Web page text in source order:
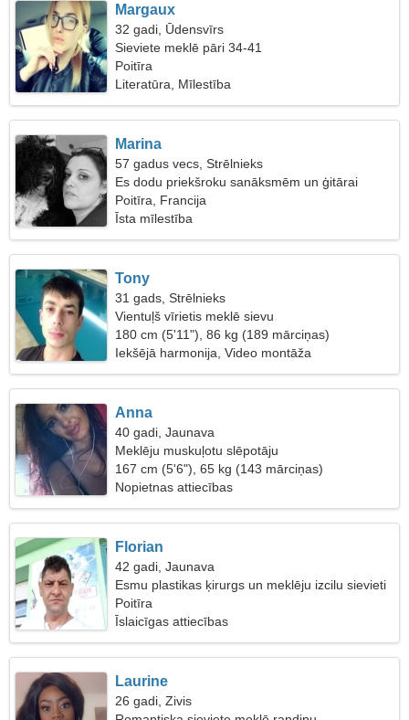
Margaux
32 gadi, Ūdensvīrs
Sieviete meklē pāri 34-41
Poitīra
Literatūra, Mīlestība
Marina
57 gadus vecs, Strēlnieks
Es dodu priekšroku sanāksmēm un ģitārai
Poitīra, Francija
Īsta mīlestība
Tony
31 gads, Strēlnieks
Vientuļš vīrietis meklē sievu
180 cm (5'11"), 86 kg (189 mārciņas)
Iekšējā harmonija, Video montāža
Anna
40 gadi, Jaunava
Meklēju muskuļotu slēpotāju
167 cm (5'6"), 65 kg (143 mārciņas)
Nopietnas attiecības
Florian
42 gadi, Jaunava
Esmu plastikas ķirurgs un meklēju izcilu sievieti
Poitīra
Īslaicīgas attiecības
Laurine
26 gadi, Zivis